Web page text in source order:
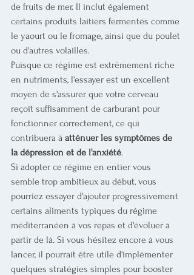
de fruits de mer. Il inclut également
certains produits laitiers fermentés comme
le yaourt ou le fromage, ainsi que du poulet
ou d'autres volailles.
Puisque ce régime est extrêmement riche
en nutriments, l'essayer est un excellent
moyen de s'assurer que votre cerveau
reçoit suffisamment de carburant pour
fonctionner correctement, ce qui
contribuera à atténuer les symptômes de
la dépression et de l'anxiété.
Si adopter ce régime en entier vous
semble trop ambitieux au début, vous
pourriez essayer d'ajouter progressivement
certains aliments typiques du régime
méditerranéen à vos repas et d'évoluer à
partir de là. Si vous hésitez encore à vous
lancer, il pourrait être utile d'implémenter
quelques stratégies simples pour booster